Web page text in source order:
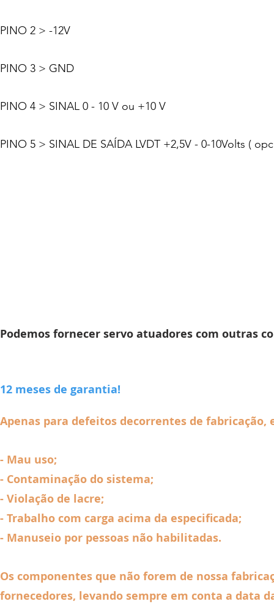
PINO 2 > -12V
PINO 3 > GND
PINO 4 > SINAL 0 - 10 V ou +10 V
PINO 5 > SINAL DE SAÍDA LVDT +2,5V - 0-10Volts (
Podemos fornecer servo atuadores com outras
12 meses de garantia!
Apenas para defeitos decorrentes de fabricação,
- Mau uso;
- Contaminação do sistema;
- Violação de lacre;
- Trabalho com carga acima da especificada;
- Manuseio por pessoas não habilitadas.
Os componentes que não forem de nossa
fornecedores, levando sempre em conta a data